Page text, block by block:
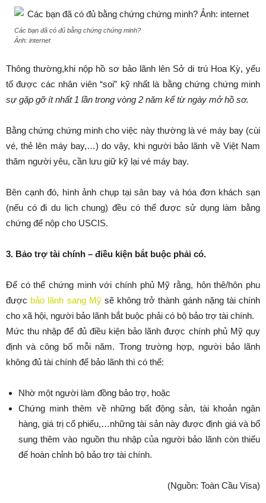
Các bạn đã có đủ bằng chứng chứng minh?
Ảnh: internet
Thông thường,khi nộp hồ sơ bảo lãnh lên Sở di trú Hoa Kỳ, yếu
tố được các nhân viên “soi” kỹ nhất là bằng chứng chứng minh
sự gặp gỡ ít nhất 1 lần trong vòng 2 năm kể từ ngày mở hồ sơ.
Bằng chứng chứng minh cho việc này thường là vé máy bay (cùi
vé, thẻ lên máy bay,…) do vậy, khi người bảo lãnh về Việt Nam
thăm người yêu, cần lưu giữ kỹ lại vé máy bay.
Bên cạnh đó, hình ảnh chụp tại sân bay và hóa đơn khách sạn
(nếu có đi du lịch chung) đều có thể được sử dụng làm bằng
chứng để nộp cho USCIS.
3. Bảo trợ tài chính – điều kiện bắt buộc phải có.
Để có thể chứng minh với chính phủ Mỹ rằng, hôn thê/hôn phu
được bảo lãnh sang Mỹsẽ không trở thành gánh nặng tài chính
cho xã hội, người bảo lãnh bắt buộc phải có bộ bảo trợ tài chính.
Mức thu nhập để đủ điều kiện bảo lãnh được chính phủ Mỹ quy
định và công bố mỗi năm. Trong trường hợp, người bảo lãnh
không đủ tài chính để bảo lãnh thì có thể:
Nhờ một người làm đồng bảo trợ, hoặc
Chứng minh thêm về những bất động sản, tài khoản ngân
hàng, giá trị cổ phiếu,…những tài sản này được định giá và bổ
sung thêm vào nguồn thu nhập của người bảo lãnh còn thiếu
để hoàn chỉnh bộ bảo trợ tài chính.
(Nguồn: Toàn Cầu Visa)